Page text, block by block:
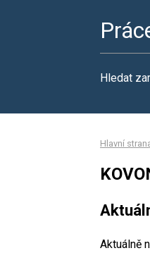
Hledat
Hlavní
Aktuálně